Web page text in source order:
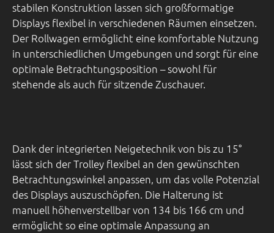
stabilen Konstruktion lassen sich großformatige
Displays flexibel in verschiedenen Räumen einsetzen.
Der Rollwagen ermöglicht eine komfortable Nutzung
in unterschiedlichen Umgebungen und sorgt für eine
optimale Betrachtungsposition – sowohl für
stehende als auch für sitzende Zuschauer.
Dank der integrierten Neigetechnik von bis zu 15°
lässt sich der Trolley flexibel an den gewünschten
Betrachtungswinkel anpassen, um das volle Potenzial
des Displays auszuschöpfen. Die Halterung ist
manuell höhenverstellbar von 134 bis 166 cm und
ermöglicht so eine optimale Anpassung an